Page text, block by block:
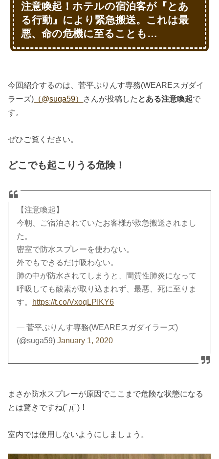
注意喚起！ホテルの宿泊客が『とあ
る行動』により緊急搬送。これは最
悪、命の危機に至ることも…
今回紹介するのは、菅平ぷりんす専務(WEAREスガダイ
ラーズ) （@suga59） さんが投稿した とある注意喚起で
す。
ぜひご覧ください。
どこでも起こりうる危険！
【注意喚起】
今朝、ご宿泊されていたお客様が救急搬送されまし
た。
密室で防水スプレーを使わない。
外でもできるだけ吸わない。
肺の中が防水されてしまうと、間質性肺炎になって
呼吸しても酸素が取り込まれず、最悪、死に至りま
す。
https://t.co/VxoqLPIKY6
— 菅平ぷりんす専務(WEAREスガダイラーズ)
(@suga59)January 1, 2020
まさか防水スプレーが原因でここまで危険な状態になる
とは驚きですね(ﾟдﾟ)！
室内では使用しないようにしましょう。